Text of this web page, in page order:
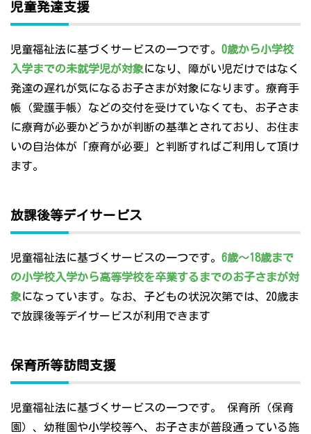
児童発達支援
児童福祉法に基づくサービスの一つです。 0歳から小学校
入学までの未就学児が対象になり、障がい児だけではなく
発達の遅れが気になるお子さまが対象になります。療育手
帳（愛護手帳）などの交付を受けていなくても、お子さま
に療育が必要かどうかが判断の基準とされており、お住ま
いの自治体が「療育が必要」と判断すればご利用して頂け
ます。
放課後等デイサービス
児童福祉法に基づくサービスの一つです。 6歳～18歳まで
の小学校入学から高等学校を卒業するまでのお子さまが対
象になっています。なお、子どもの状況次第では、20歳ま
で放課後等デイサービスが利用できます
保育所等訪問支援
児童福祉法に基づくサービスの一つです。 保育所（保育
園）、幼稚園や小学校等へ、お子さまが普段通っている施